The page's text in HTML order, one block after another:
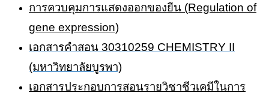
การควบคุมการแสดงออกของยีน (Regulation of
gene expression)
เอกสารคำสอน 30310259 CHEMISTRY II
(มหาวิทยาลัยบูรพา)
เอกสารประกอบการสอนรายวิชาชีวเคมีในการ